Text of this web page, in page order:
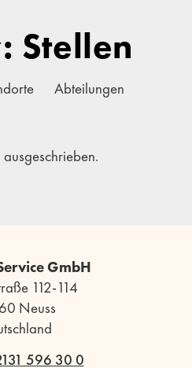
Stellen
Abteilungen
GmbH
112-114
Neuss
596 30 0